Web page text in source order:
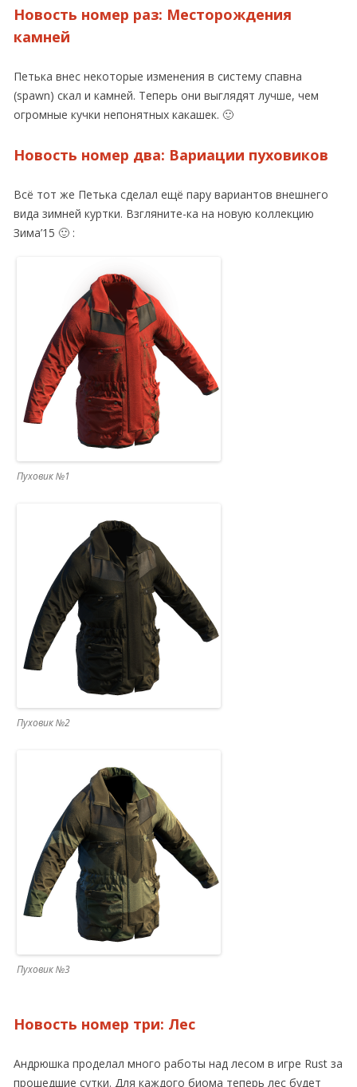
Новость номер раз: Месторождения
камней
Петька внес некоторые изменения в систему спавна
(spawn) скал и камней. Теперь они выглядят лучше, чем
огромные кучки непонятных какашек. 🙂
Новость номер два: Вариации пуховиков
Всё тот же Петька сделал ещё пару вариантов внешнего
вида зимней куртки. Взгляните-ка на новую коллекцию
Зима’15 🙂 :
Пуховик №1
Пуховик №2
Пуховик №3
Новость номер три: Лес
Андрюшка проделал много работы над лесом в игре Rust за
прошедшие сутки. Для каждого биома теперь лес будет